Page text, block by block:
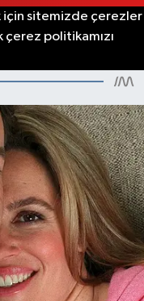
için sitemizde çerezler
çerez politikamızı